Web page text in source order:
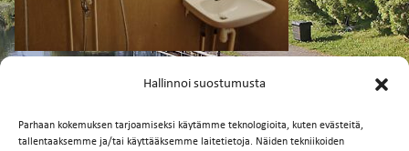
Hallinnoi suostumusta
Parhaan kokemuksen tarjoamiseksi käytämme teknologioita, kuten evästeitä,
tallentaaksemme ja/tai käyttääksemme laitetietoja. Näiden tekniikoiden
FI
WhatsApp